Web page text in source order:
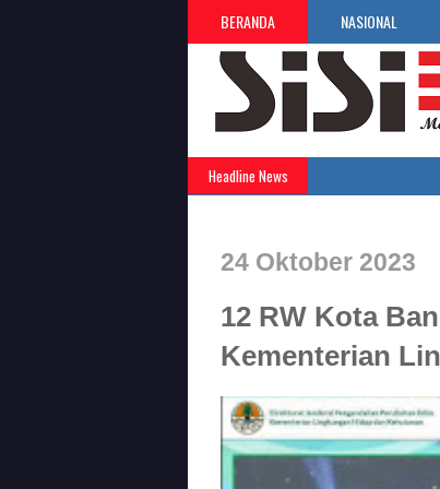
BERANDA NASIONAL
Headline News
24 Oktober 2023
12 RW Kota
Kementerian